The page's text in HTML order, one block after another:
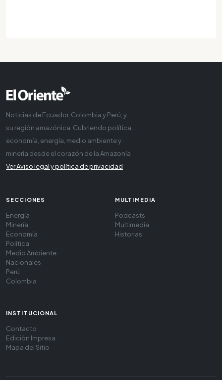
Noticias de Ecuador, Colombia y Perú, y
su región amazónica. Cubriendo política,
economía, energía, medio ambiente y
minería desde el corazón de la Amazonía
Ver Aviso legal y política de privacidad
SECCIONES
Energía
Minería
Economía
Política
Medio Ambiente
Nacionales
Perú
Colombia
MULTIMEDIA
Podcasts
Multimedia
Historias
INSTITUCIONAL
Contacto
Edición Impresa
Mapa del Sitio